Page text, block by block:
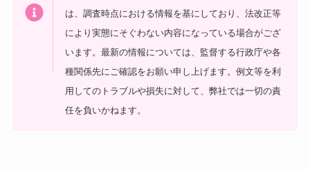
は、調査時点における情報を基にしており、法改正等
により実態にそぐわない内容になっている場合がござ
います。最新の情報については、監督する行政庁や各
種関係先にご確認をお願い申し上げます。例文等を利
用してのトラブルや損失に対して、弊社では一切の責
任を負いかねます。